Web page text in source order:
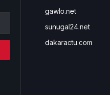
gawlo.net
sunugal24.net
dakaractu.com